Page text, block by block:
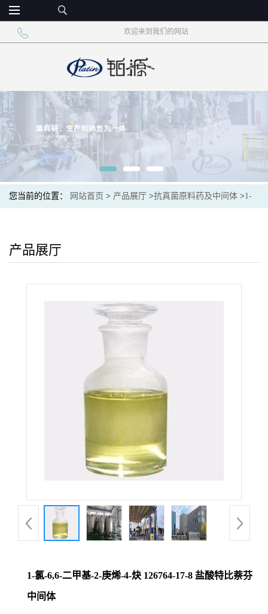
欢迎来到我们的网站
您当前的位置： 网站首页 > 产品展厅 >抗真菌原料药及中间体 >1-
产品展厅
1-氯-6,6-二甲基-2-庚烯-4-炔 126764-17-8 盐酸特比萘芬
中间体